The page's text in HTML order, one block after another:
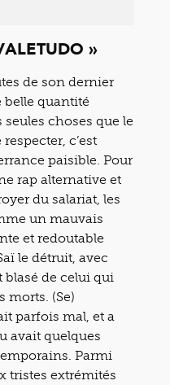
»
de son dernier
belle quantité
seules choses que le
c’est
paisible. Pour
rap alternative et
du salariat, les
un mauvais
et redoutable
le détruit, avec
blasé de celui qui
morts. (Se)
parfois mal, et a
avait quelques
Parmi
tristes extrémités